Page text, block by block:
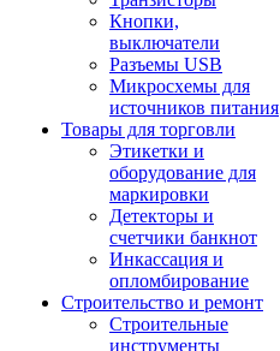
Кнопки,
выключатели
Разъемы USB
Микросхемы для
источников питания
Товары для торговли
Этикетки и
оборудование для
маркировки
Детекторы и
счетчики банкнот
Инкассация и
опломбирование
Строительство и ремонт
Строительные
инструменты